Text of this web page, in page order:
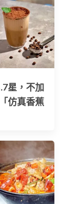
星，不加
仿真香蕉